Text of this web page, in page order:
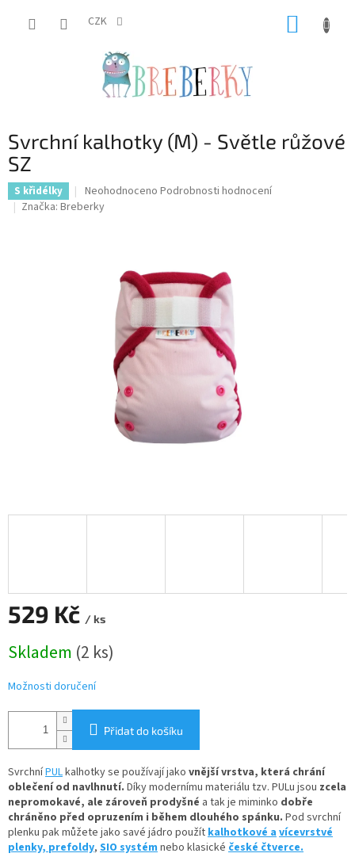
CZK
Svrchní kalhotky (M) - Světle růžové
SZ
S křidélky
Průměrné
hodnocení
hvězdiček.
Neohodnoceno Podrobnosti hodnocení
Značka: Breberky
529 Kč / ks
cena:
Skladem (2 ks)
Možnosti doručení
Přidat do košíku
SvrchníPULkalhotky se používají jako vnější vrstva, která chrání
oblečení od navlhnutí. Díkymodernímu materiálu tzv. PULu jsou zcela
nepromokavé, ale zároveň prodyšné a tak je miminko dobře
chráněno před opruzením i během dlouhého spánku. Pod svrchní
plenku pak můžete jako savé jádro použítkalhotkové avícevrstvé
plenky,prefoldy, SIO systémnebo klasické české čtverce.